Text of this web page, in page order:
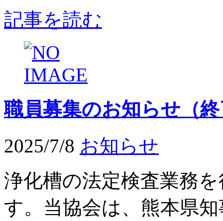
記事を読む
職員募集のお知らせ（
2025/7/8 お知らせ
浄化槽の法定検査業務
す。当協会は、熊本県